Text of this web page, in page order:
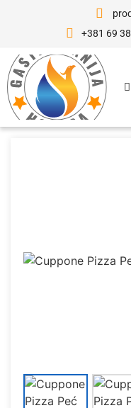
+381 69